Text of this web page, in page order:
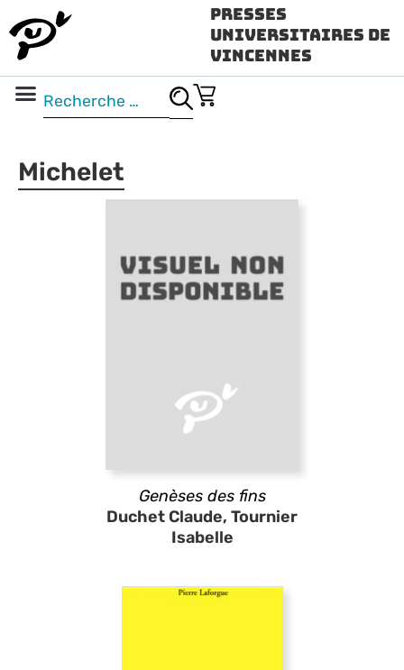
Presses
Universitaires de
Vincennes
Michelet
Genèses des fins
Duchet Claude, Tournier
Isabelle